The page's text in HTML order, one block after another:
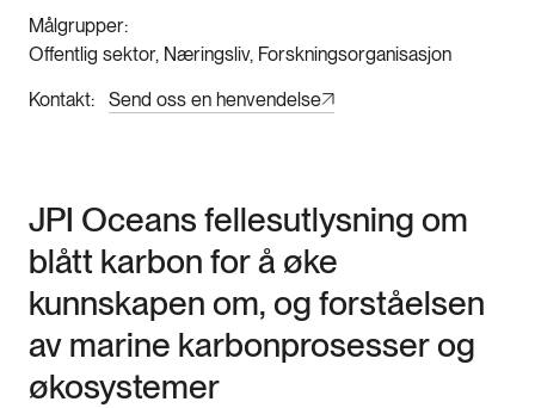
Målgrupper
Offentlig sektor, Næringsliv, Forskningsorganisasjon
Kontakt
Send oss en henvendelse
JPI Oceans fellesutlysning om
blått karbon for å øke
kunnskapen om, og forståelsen
av marine karbonprosesser og
økosystemer